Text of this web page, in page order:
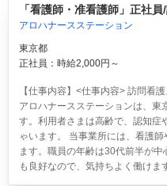
「看護師・准看護師」正社
アロハナースステーション
東京都
正社員：時給2,000円～
【仕事内容】<仕事内容> 訪問看
アロハナースステーションは、東
す。利用者さまは高齢で、認知症
ゃいます。 当事業所には、看護
ます。職員の年齢は30代前半が
も良好なので、気持ちよく働けま